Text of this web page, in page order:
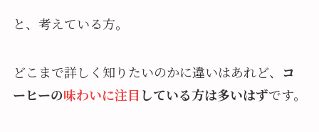
と、考えている方。
どこまで詳しく知りたいのかに違いはあれど、 コ
ーヒーの味わいに注目している方は多いはずです。